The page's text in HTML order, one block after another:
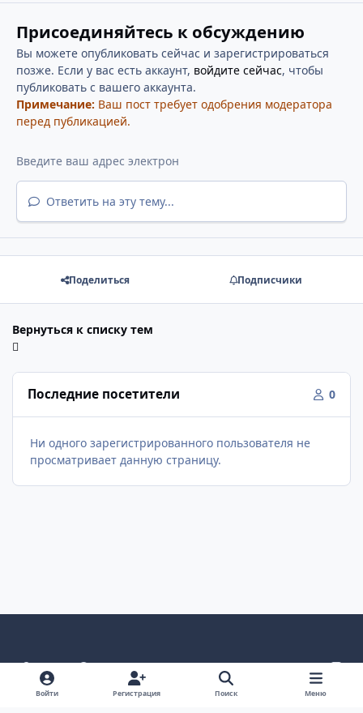
Присоединяйтесь к обсуждению
Вы можете опубликовать сейчас и зарегистрироваться
позже. Если у вас есть аккаунт, войдите сейчас, чтобы
публиковать с вашего аккаунта.
Примечание: Ваш пост требует одобрения модератора
перед публикацией.
Ответить на эту тему...
Поделиться Подписчики
Вернуться к списку тем
Последние посетители 0
Ни одного зарегистрированного пользователя не
просматривает данную страницу.
Светлый режим
Темный режим
Как в системе
v
k
Политика конфиденциальности
Войти Регистрация Поиск Меню